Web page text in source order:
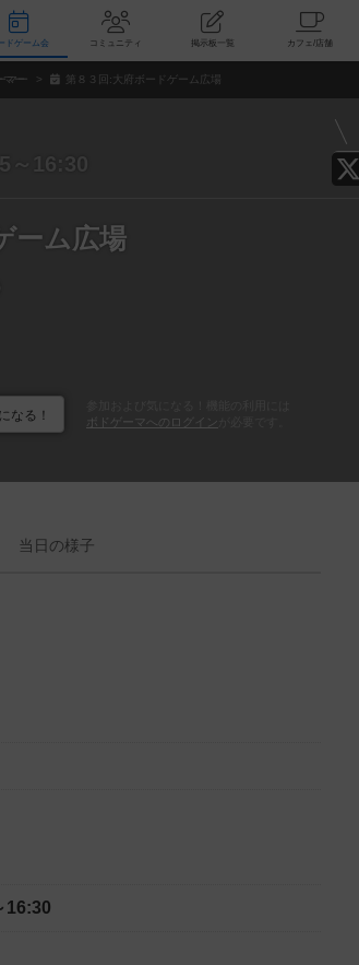
ボードゲーム会 コミュニティ 掲示板一覧
マー 第８３回:大府ボードゲーム広場
～16:30
ーム広場
なる！
ボドゲーマへのログイン
当日の様子
16:30